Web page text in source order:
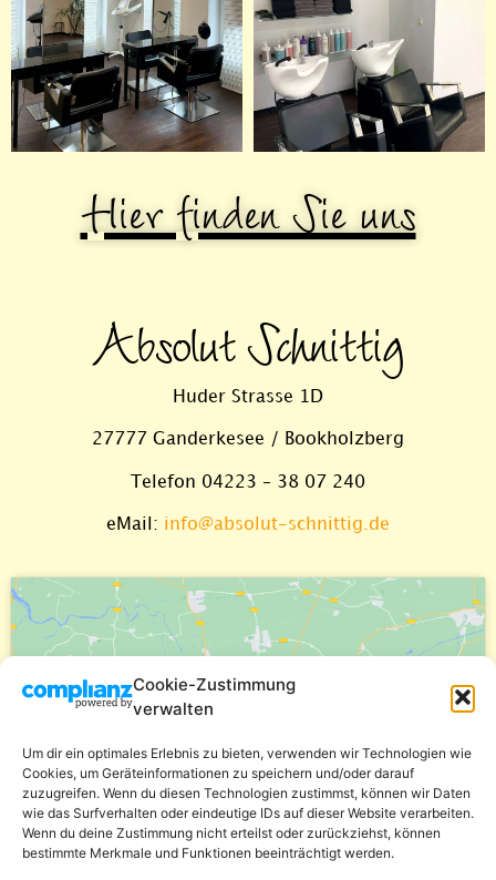
Cookie-Zustimmung
verwalten
Um dir ein optimales Erlebnis zu bieten, verwenden wir Technologien wie
Cookies, um Geräteinformationen zu speichern und/oder darauf
zuzugreifen. Wenn du diesen Technologien zustimmst, können wir Daten
wie das Surfverhalten oder eindeutige IDs auf dieser Website verarbeiten.
Wenn du deine Zustimmung nicht erteilst oder zurückziehst, können
bestimmte Merkmale und Funktionen beeinträchtigt werden.
Hier finden Sie uns
Absolut Schnittig
Huder Strasse 1D
27777 Ganderkesee / Bookholzberg
Telefon 04223 – 38 07 240
eMail: info@absolut-schnittig.de
Klicke auf "Ich stimme zu", um Google
maps zu aktivieren
Cookie-Richtlinie
Ich stimme zu